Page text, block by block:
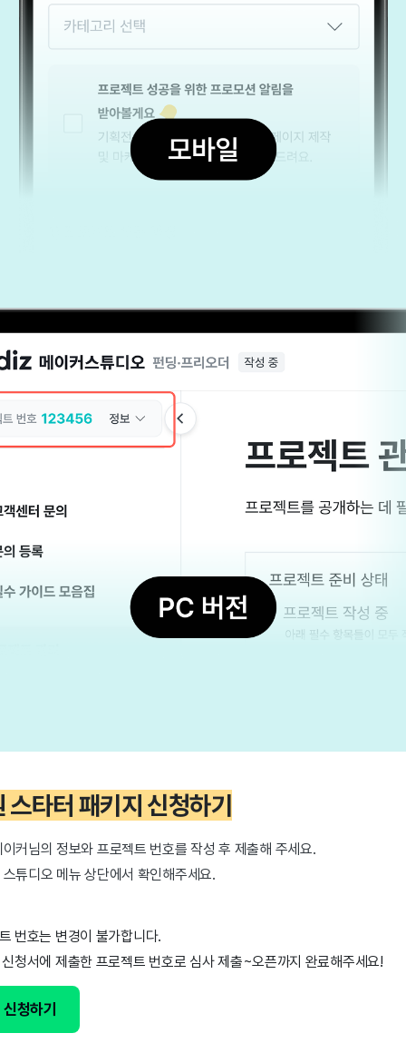
타터 패키지 신청하기
커님의 정보와 프로젝트 번호를 작성 후 제출해 주세요.
튜디오 메뉴 상단에서 확인해주세요.
번호는 변경이 불가합니다.
청서에 제출한 프로젝트 번호로 심사 제출~오픈까지 완료해주세요!
청하기